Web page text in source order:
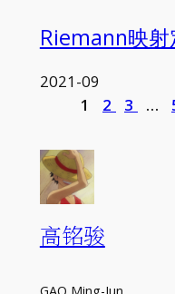
Riemann映射
2021-09
1
2 3 …
高铭骏